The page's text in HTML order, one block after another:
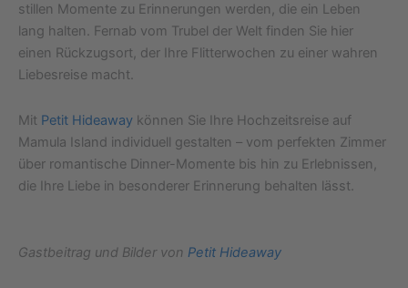
stillen Momente zu Erinnerungen werden, die ein Leben
lang halten. Fernab vom Trubel der Welt finden Sie hier
einen Rückzugsort, der Ihre Flitterwochen zu einer wahren
Liebesreise macht.
Mit Petit Hideaway können Sie Ihre Hochzeitsreise auf
Mamula Island individuell gestalten – vom perfekten Zimmer
über romantische Dinner-Momente bis hin zu Erlebnissen,
die Ihre Liebe in besonderer Erinnerung behalten lässt.
Gastbeitrag und Bilder von Petit Hideaway